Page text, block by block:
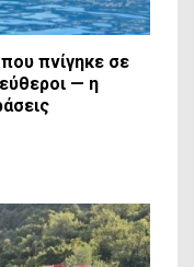
πνίγηκε σε
— η